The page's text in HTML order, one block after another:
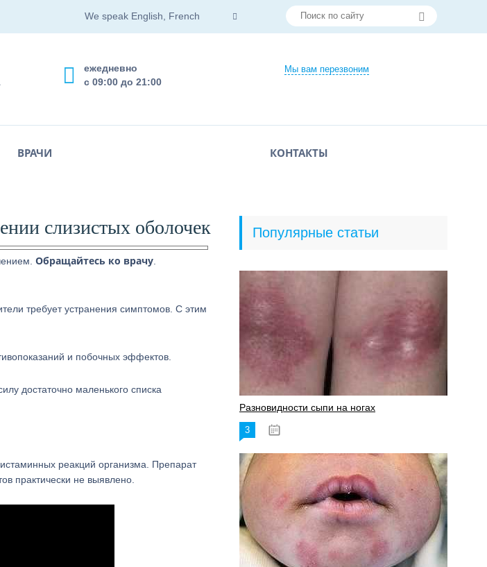
We speak English, French
Мы вам перезвоним
ежедневно
с 09:00 до 21:00
ВРАЧИ КОНТАКТЫ
слизистых оболочек
Обращайтесь ко врачу
требует устранения симптомов. С этим
и побочных эффектов.
достаточно маленького списка
реакций организма. Препарат
практически не выявлено.
Популярные статьи
Разновидности сыпи на ногах
3